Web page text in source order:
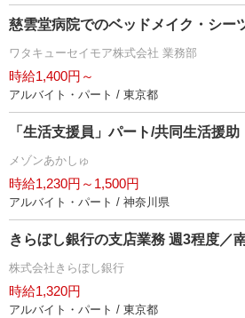
慈雲堂病院でのベッドメイク・シー
ワタキューセイモア株式会社 業務部
時給1,400円～
アルバイト・パート / 東京都
「生活支援員」パート/共同生活援助
メゾンあかしゅ
時給1,230円～1,500円
アルバイト・パート / 神奈川県
きらぼし銀行の支店業務 週3程度／
株式会社きらぼし銀行
時給1,320円
アルバイト・パート / 東京都